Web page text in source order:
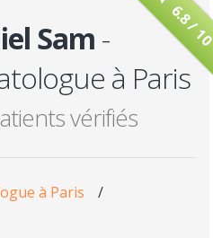
6.8 /
Sam -
à Paris
vérifiés
à Paris
/